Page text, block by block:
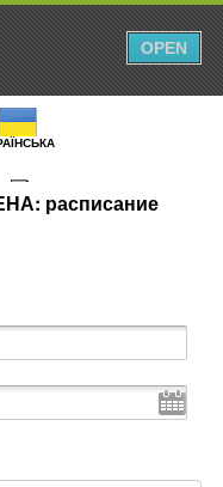
БИЛЕТ
расписание
OPEN